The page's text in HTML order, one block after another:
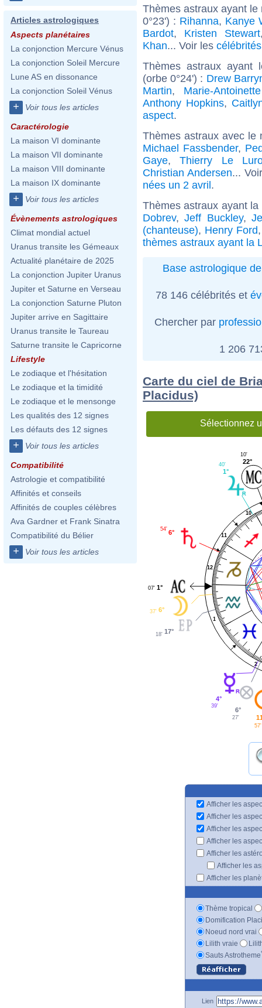
Articles astrologiques
Aspects planétaires
La conjonction Mercure Vénus
La conjonction Soleil Mercure
Lune AS en dissonance
La conjonction Soleil Vénus
+ Voir tous les articles
Caractérologie
La maison VI dominante
La maison VII dominante
La maison VIII dominante
La maison IX dominante
+ Voir tous les articles
Évènements astrologiques
Climat mondial actuel
Uranus transite les Gémeaux
Actualité planétaire de 2025
La conjonction Jupiter Uranus
Jupiter et Saturne en Verseau
La conjonction Saturne Pluton
Jupiter arrive en Sagittaire
Uranus transite le Taureau
Saturne transite le Capricorne
Lifestyle
Le zodiaque et l'hésitation
Le zodiaque et la timidité
Le zodiaque et le mensonge
Les qualités des 12 signes
Les défauts des 12 signes
+ Voir tous les articles
Compatibilité
Astrologie et compatibilité
Affinités et conseils
Affinités de couples célèbres
Ava Gardner et Frank Sinatra
Compatibilité du Bélier
+ Voir tous les articles
Thèmes astraux ayant
0°23') : Rihanna, Kanye
Bardot, Kristen Stewart
Khan... Voir les
Thèmes astraux ayant
(orbe 0°24') : Drew
Martin, Marie-
Anthony Hopkins,
aspect.
Thèmes astraux avec
Michael Fassbender,
Gaye,Thierry Le
Christian Andersen...
nées un 2 avril.
Thèmes astraux ayant
Dobrev,Jeff Buckley,
(chanteuse), Henry Ford
thèmes astraux ayant la
Base astrologique
78 146 célébrités et
Chercher par
1 206
Carte du ciel de
Placidus)
Sélectionnez
1
2
10
11
12
22°
10'
1°
40'
6°
54'
1°
07'
6°
37'
17°
18'
4°
39'
6°
27'
57'
Afficher les
Afficher les
Afficher les
Afficher les
Afficher les
Afficher les
Afficher les
Thème tropical
Domification
Noeud nord vrai
Lilith vraie
Sauts Astrotheme
Lien